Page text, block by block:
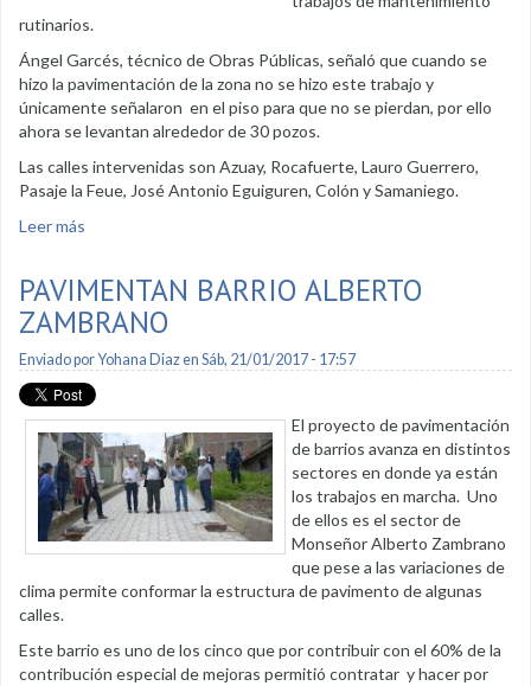
rutinarios.
Ángel Garcés, técnico de Obras Públicas, señaló que cuando se
hizo la pavimentación de la zona no se hizo este trabajo y
únicamente señalaron en el piso para que no se pierdan, por ello
ahora se levantan alrededor de 30 pozos.
Las calles intervenidas son Azuay, Rocafuerte, Lauro Guerrero,
Pasaje la Feue, José Antonio Eguiguren, Colón y Samaniego.
Leer más
PAVIMENTAN BARRIO ALBERTO
ZAMBRANO
Enviado porYohana Diazen Sáb, 21/01/2017 - 17:57
El proyecto de pavimentación
de barrios avanza en distintos
sectores en donde ya están
los trabajos en marcha. Uno
de ellos es el sector de
Monseñor Alberto Zambrano
que pese a las variaciones de
clima permite conformar la estructura de pavimento de algunas
calles.
Este barrio es uno de los cinco que por contribuir con el 60% de la
contribución especial de mejoras permitió contratar y hacer por